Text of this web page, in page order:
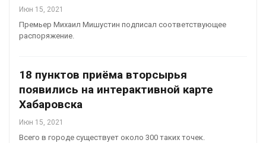
Июн 15, 2021
Премьер Михаил Мишустин подписал соответствующее
распоряжение.
18 пунктов приёма вторсырья
появились на интерактивной карте
Хабаровска
Июн 15, 2021
Всего в городе существует около 300 таких точек.